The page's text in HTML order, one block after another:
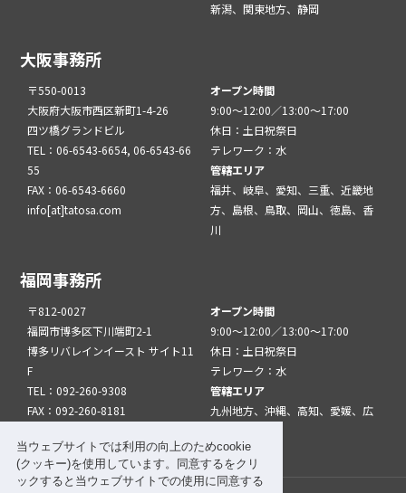
当ウェブサイトでは利用の向上のためcookie
(クッキー)を使用しています。同意するをクリ
ックすると当ウェブサイトでの使用に同意する
新潟、関東地方、静岡
大阪事務所
〒550-0013
大阪府大阪市西区新町1-4-26
四ツ橋グランドビル
TEL：06-6543-6654, 06-6543-66
55
FAX：06-6543-6660
info[at]tatosa.com
オープン時間
9:00～12:00／13:00～17:00
休日：土日祝祭日
テレワーク：水
管轄エリア
福井、岐阜、愛知、三重、近畿地
方、島根、鳥取、岡山、徳島、香
川
福岡事務所
〒812-0027
福岡市博多区下川端町2-1
博多リバレインイースト サイト11
F
TEL：092-260-9308
FAX：092-260-8181
オープン時間
9:00～12:00／13:00～17:00
休日：土日祝祭日
テレワーク：水
管轄エリア
九州地方、沖縄、高知、愛媛、広